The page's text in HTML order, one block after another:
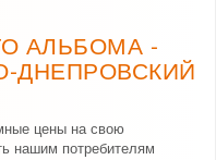
АЛЬБОМА -
ДНЕПРОВСКИЙ
цены на свою
нашим потребителям